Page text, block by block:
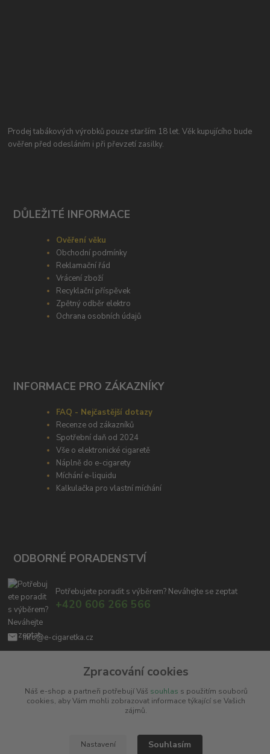
Prodej tabákových výrobků pouze starším 18 let. Věk kupujícího bude
ověřen před odesláním i při převzetí zasilky.
DŮLEŽITÉ INFORMACE
Ověření věku
Obchodní podmínky
Reklamační řád
Vrácení zboží
Recyklační příspěvek
Zpětný odběr elektro
Ochrana osobních údajů
INFORMACE PRO ZÁKAZNÍKY
FAQ - Nejčastější dotazy
Recenze od zákazníků
Spotřební daň od 2024
Vše o elektronické cigaretě
Náplně do e-cigarety
Míchání e-liquidu
Kalkulačka pro vlastní míchání
ODBORNÉ PORADENSTVÍ
Potřebujete poradit s výběrem? Neváhejte se zeptat
+420 606 266 566
info@e-cigaretka.cz
Zpracování cookies
Náš e-shop a partneři potřebují Váš souhlas s použitím souborů
cookies, aby Vám mohli zobrazovat informace týkající se Vašich
zájmů.
Nastavení Souhlasím